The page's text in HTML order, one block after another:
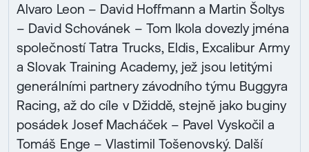
Alvaro Leon – David Hoffmann a Martin Šoltys
– David Schovánek – Tom Ikola dovezly jména
společností Tatra Trucks, Eldis, Excalibur Army
a Slovak Training Academy, jež jsou letitými
generálními partnery závodního týmu Buggyra
Racing, až do cíle v Džiddě, stejně jako buginy
posádek Josef Macháček – Pavel Vyskočil a
Tomáš Enge – Vlastimil Tošenovský. Další